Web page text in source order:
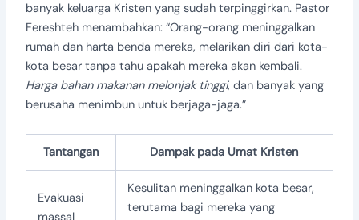
banyak keluarga Kristen yang sudah terpinggirkan. Pastor
Fereshteh menambahkan: “Orang-orang meninggalkan
rumah dan harta benda mereka, melarikan diri dari kota-
kota besar tanpa tahu apakah mereka akan kembali.
Harga bahan makanan melonjak tinggi, dan banyak yang
berusaha menimbun untuk berjaga-jaga.”
Tantangan Dampak pada Umat Kristen
Evakuasi
Kesulitan meninggalkan kota besar,
terutama bagi mereka yang